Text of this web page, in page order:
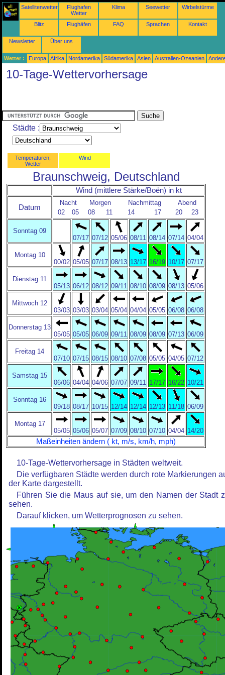
Satellitenwetter
Flughafen
Wetter
Klima Seewetter Wirbelstürme
Blitz Flughäfen FAQ Sprachen Kontakt
Newsletter Über uns
Wetter : Europa Afrika Nordamerika Südamerika Asien Australien-Ozeanien
10-Tage-Wettervorhersage
Städte :
Temperaturen,
Wetter
Wind
Braunschweig, Deutschland
Wind (mittlere Stärke/Boën) in kt
Datum
Nacht Morgen Nachmittag
Abend
02
05 08 11 14 17 20 23
Sonntag 09
07/17 07/12 05/06 08/11 08/14 07/14 04/04
Montag 10
00/02 05/05 07/17 08/13 13/17 16/19 10/17 07/17
Dienstag 11
05/13 06/12 08/12 09/11 08/10 08/09 08/13 05/06
Mittwoch 12
03/03 03/03 03/04 05/04 04/04 05/05 06/08 06/08
Donnerstag 13
05/05 05/05 06/09 09/11 08/09 08/09 07/13 06/09
Freitag 14
07/10 07/15 08/15 08/10 07/08 05/05 04/05 07/12
Samstag 15
06/06 04/04 04/06 07/07 09/11 17/17 16/22 10/21
Sonntag 16
09/18 08/17 10/15 12/14 12/14 12/13 11/18 06/09
Montag 17
05/05 05/06 05/07 07/09 08/10 07/10 04/04 14/20
Maßeinheiten ändern ( kt, m/s, km/h, mph)
10-Tage-Wettervorhersage in Städten weltweit.
Die verfügbaren Städte werden durch rote Markierungen
der Karte dargestellt.
Führen Sie die Maus auf sie, um den Namen der Stadt
sehen.
Darauf klicken, um Wetterprognosen zu sehen.